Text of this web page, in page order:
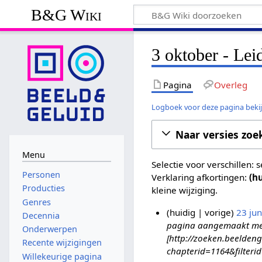
B&G Wiki
3 oktober -
Pagina Overleg
Logboek voor deze pagina
Naar versies
Selectie voor verschillen:
Verklaring afkortingen:
kleine wijziging.
huidig vorige 23
pagina aangemaakt
[http://
Menu
Personen
Producties
Genres
Decennia
Onderwerpen
Recente wijzigingen
Willekeurige pagina